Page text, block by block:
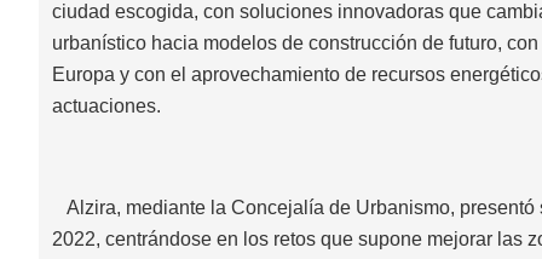
ciudad escogida, con soluciones innovadoras que
urbanístico hacia modelos de construcción de futuro,
Europa y con el aprovechamiento de recursos
actuaciones.
Alzira, mediante la Concejalía de Urbanismo, presentó
2022, centrándose en los retos que supone mejorar las